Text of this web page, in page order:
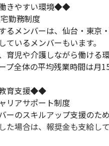
きやすい環境◆◆
勤務制度
るメンバーは、仙台・東京
ているメンバーもいます。
育児や介護しながら働ける
プ全体の平均残業時間は月
育支援◆◆
リアサポート制度
ーのスキルアップ支援のた
た場合は、報奨金も支給し